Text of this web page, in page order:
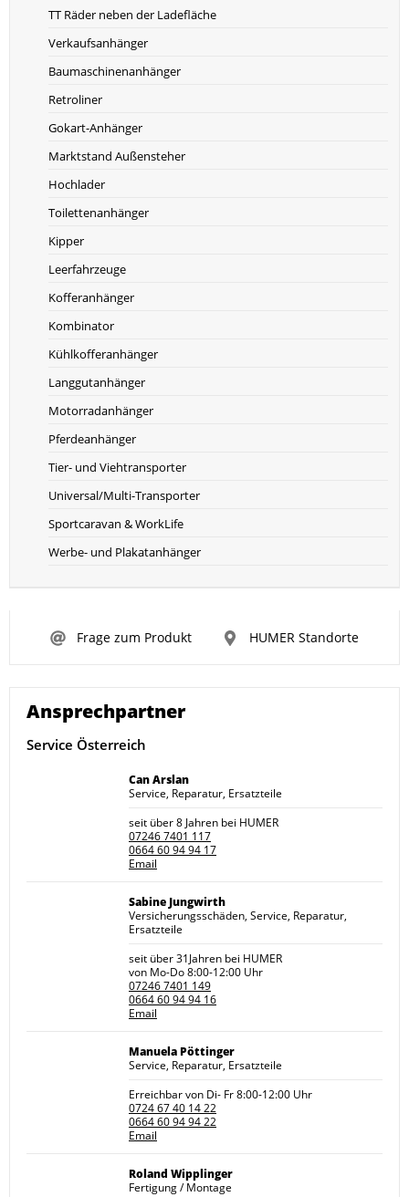
TT Räder neben der Ladefläche
Verkaufsanhänger
Baumaschinenanhänger
Retroliner
Gokart-Anhänger
Marktstand Außensteher
Hochlader
Toilettenanhänger
Kipper
Leerfahrzeuge
Kofferanhänger
Kombinator
Kühlkofferanhänger
Langgutanhänger
Motorradanhänger
Pferdeanhänger
Tier- und Viehtransporter
Universal/Multi-Transporter
Sportcaravan & WorkLife
Werbe- und Plakatanhänger
Frage zum Produkt HUMER Standorte
Ansprechpartner
Service Österreich
Can Arslan
Service, Reparatur, Ersatzteile
seit über 8 Jahren bei HUMER
07246 7401 117
0664 60 94 94 17
Email
Sabine Jungwirth
Versicherungsschäden, Service, Reparatur,
Ersatzteile
seit über 31Jahren bei HUMER
von Mo-Do 8:00-12:00 Uhr
07246 7401 149
0664 60 94 94 16
Email
Manuela Pöttinger
Service, Reparatur, Ersatzteile
Erreichbar von Di- Fr 8:00-12:00 Uhr
0724 67 40 14 22
0664 60 94 94 22
Email
Roland Wipplinger
Fertigung / Montage